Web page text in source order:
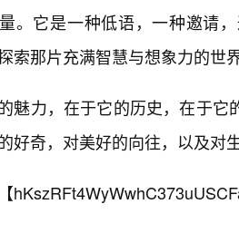
。它是一种低语，一种邀请
索那片充满智慧与想象力的世
魅力，在于它的历史，在于
好奇，对美好的向往，以及对